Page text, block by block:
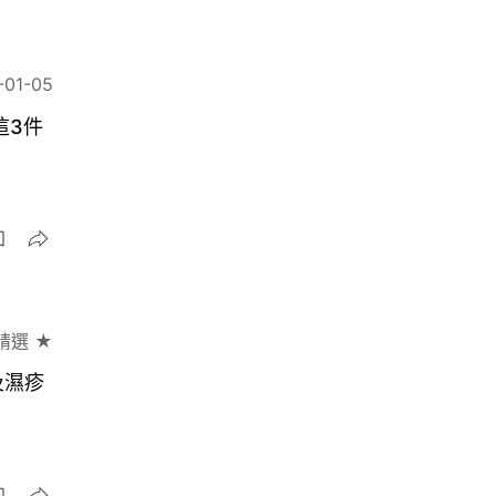
05
3件
選 ★
疹